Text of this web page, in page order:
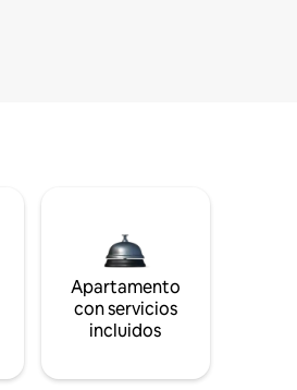
Apartamento
con servicios
incluidos